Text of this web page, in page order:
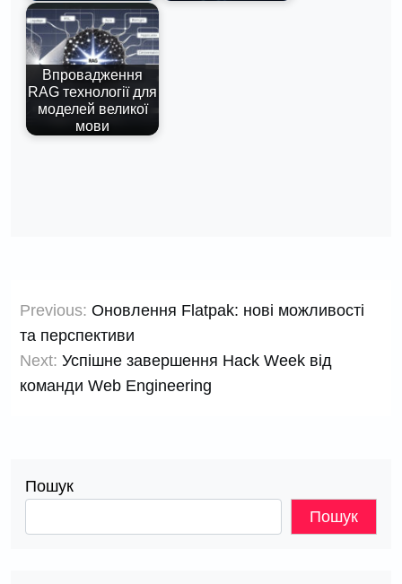
Впровадження
RAG технології для
моделей великої
мови
записів
Previous: Оновлення Flatpak: нові можливості
та перспективи
Next: Успішне завершення Hack Week від
команди Web Engineering
Пошук
Пошук